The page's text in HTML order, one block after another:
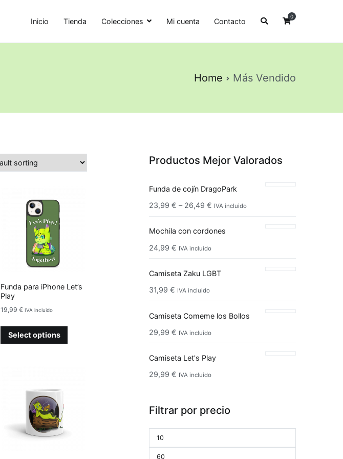
Inicio Tienda Colecciones Mi cuenta Contacto
0
Home Más Vendido
Funda para iPhone Let’s
Play
19,99€ IVA incluido
Select options
Productos Mejor Valorados
Funda de cojín DragoPark
23,99 € – 26,49 € IVA incluido
Mochila con cordones
24,99 € IVA incluido
Camiseta Zaku LGBT
31,99 € IVA incluido
Camiseta Comeme los Bollos
29,99 € IVA incluido
Camiseta Let's Play
29,99 € IVA incluido
Filtrar por precio